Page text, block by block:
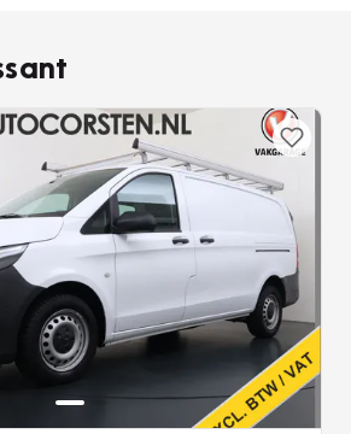
mooie Mercedes-Benz? Bel ons